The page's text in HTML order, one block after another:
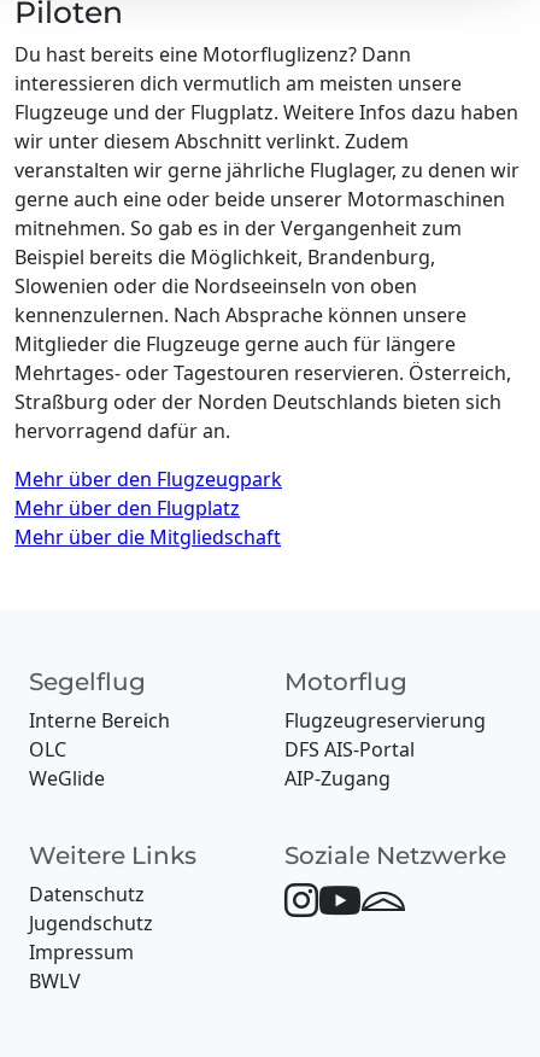
Piloten
Du hast bereits eine Motorfluglizenz? Dann
interessieren dich vermutlich am meisten unsere
Flugzeuge und der Flugplatz. Weitere Infos dazu haben
wir unter diesem Abschnitt verlinkt. Zudem
veranstalten wir gerne jährliche Fluglager, zu denen wir
gerne auch eine oder beide unserer Motormaschinen
mitnehmen. So gab es in der Vergangenheit zum
Beispiel bereits die Möglichkeit, Brandenburg,
Slowenien oder die Nordseeinseln von oben
kennenzulernen. Nach Absprache können unsere
Mitglieder die Flugzeuge gerne auch für längere
Mehrtages- oder Tagestouren reservieren. Österreich,
Straßburg oder der Norden Deutschlands bieten sich
hervorragend dafür an.
Mehr über den Flugzeugpark
Mehr über den Flugplatz
Mehr über die Mitgliedschaft
Segelflug
Interne Bereich
OLC
WeGlide
Motorflug
Flugzeugreservierung
DFS AIS-Portal
AIP-Zugang
Weitere Links
Datenschutz
Jugendschutz
Impressum
BWLV
Soziale Netzwerke